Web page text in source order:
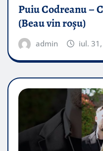
Puiu Codreanu –
(Beau vin roșu)
admin iul.